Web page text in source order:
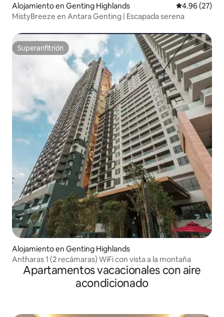
Alojamiento en Genting Highlands Calificación
4.96 (27)
MistyBreeze en Antara Genting | Escapada serena
Superanfitrión
Superanfitrión
Alojamiento en Genting Highlands
Antharas 1 (2 recámaras) WiFi con vista a la montaña
Apartamentos vacacionales con aire
acondicionado